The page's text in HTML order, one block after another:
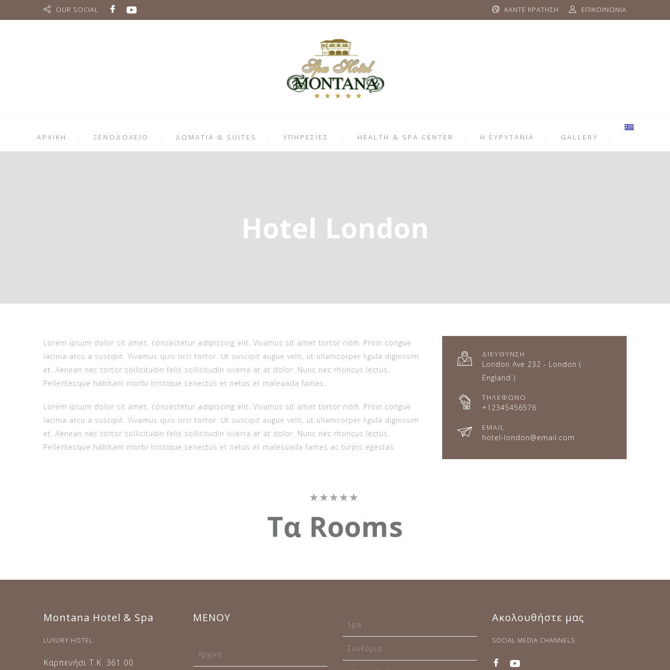
OUR SOCIAL ΕΠΙΚΟΙΝΩΝΙΑ
ΚΑΝΤΕ ΚΡΑΤΗΣΗ
ΑΡΧΙΚΗ ΞΕΝΟΔΟΧΕΙΟ ΔΩΜΑΤΙΑ & SUITES ΥΠΗΡΕΣΙΕΣ HEALTH & SPA CENTER Η ΕΥΡΥΤΑΝΙΑ GALLERY
Hotel London
Lorem ipsum dolor sit amet, consectetur adipiscing elit. Vivamus sit amet tortor nibh. Proin congue
lacinia arcu a suscipit. Vivamus quis orci tortor. Ut suscipit augue velit, ut ullamcorper ligula dignissim
et. Aenean nec tortor sollicitudin felis sollicitudin viverra at at dolor. Nunc nec rhoncus lectus.
Pellentesque habitant morbi tristique senectus et netus et maleuada fames.
Lorem ipsum dolor sit amet, consectetur adipiscing elit. Vivamus sit amet tortor nibh. Proin congue
lacinia arcu a suscipit. Vivamus quis orci tortor. Ut suscipit augue velit, ut ullamcorper ligula dignissim
et. Aenean nec tortor sollicitudin felis sollicitudin viverra at at dolor. Nunc nec rhoncus lectus.
Pellentesque habitant morbi tristique senectus et netus et malesuada fames ac turpis egestas.
ΔΙΕΥΘΥΝΣΗ
London Ave 232 - London (
England )
ΤΗΛΕΦΩΝΟ
+12345456576
EMAIL
hotel-london@email.com
Τα Rooms
Montana Hotel & Spa
LUXURY HOTEL
Καρπενήσι Τ.Κ. 361 00
ΜΕΝΟΥ
Αρχική
Spa
Συνέδρια
Ακολουθήστε μας
SOCIAL MEDIA CHANNELS